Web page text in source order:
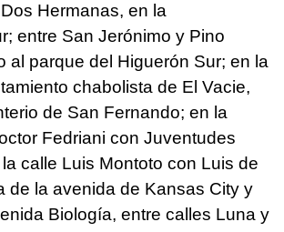
Hermanas, en la
entre San Jerónimo y Pino
al parque del Higuerón Sur; en la
chabolista de El Vacie,
de San Fernando; en la
Fedriani con Juventudes
calle Luis Montoto con Luis de
de la avenida de Kansas City y
Biología, entre calles Luna y